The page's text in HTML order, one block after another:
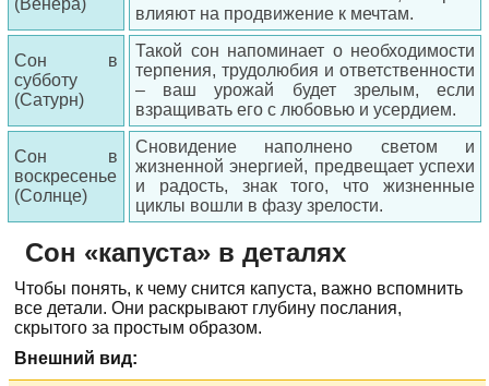
(Венера)
влияют на продвижение к мечтам.
Сон в
субботу
(Сатурн)
Такой сон напоминает о необходимости
терпения, трудолюбия и ответственности
– ваш урожай будет зрелым, если
взращивать его с любовью и усердием.
Сон в
воскресенье
(Солнце)
Сновидение наполнено светом и
жизненной энергией, предвещает успехи
и радость, знак того, что жизненные
циклы вошли в фазу зрелости.
Сон «капуста» в деталях
Чтобы понять, к чему снится капуста, важно вспомнить
все детали. Они раскрывают глубину послания,
скрытого за простым образом.
Внешний вид: